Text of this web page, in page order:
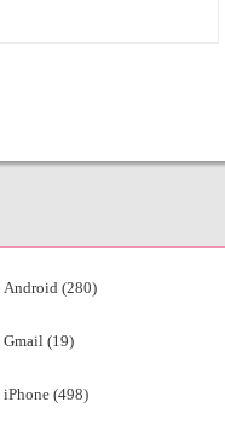
Android (280)
Gmail (19)
iPhone (498)